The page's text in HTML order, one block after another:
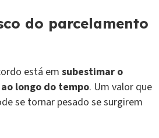
do parcelamento
está em subestimar o
longo do tempo. Um valor que
se tornar pesado se surgirem